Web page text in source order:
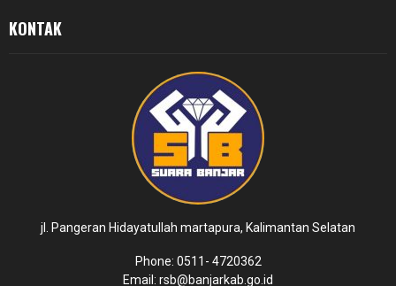
KONTAK
jl. Pangeran Hidayatullah martapura, Kalimantan Selatan
Phone: 0511- 4720362
Email: rsb@banjarkab.go.id